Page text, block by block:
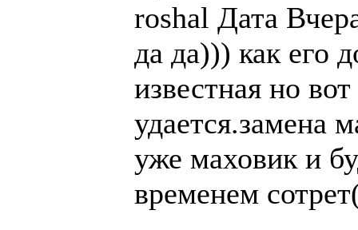
roshal Дата
да да))) как его
известная но
удается.замена
уже маховик и
временем